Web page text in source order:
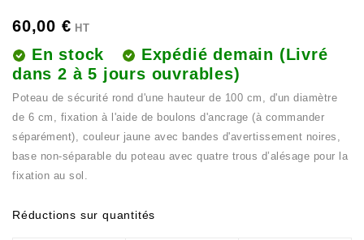
60,00 € HT
En stock Expédié demain (Livré
dans 2 à 5 jours ouvrables)
Poteau de sécurité rond d'une hauteur de 100 cm, d'un diamètre
de 6 cm, fixation à l'aide de boulons d'ancrage (à commander
séparément), couleur jaune avec bandes d'avertissement noires,
base non-séparable du poteau avec quatre trous d’alésage pour la
fixation au sol.
Réductions sur quantités